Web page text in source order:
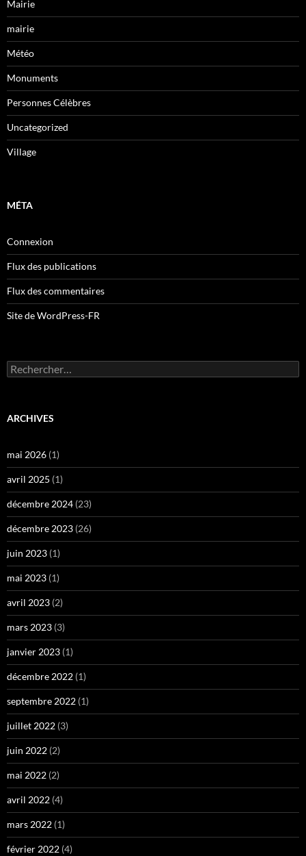
Mairie
mairie
Météo
Monuments
Personnes Célèbres
Uncategorized
Village
MÉTA
Connexion
Flux des publications
Flux des commentaires
Site de WordPress-FR
Rechercher :
ARCHIVES
mai 2026 (1)
avril 2025 (1)
décembre 2024 (23)
décembre 2023 (26)
juin 2023 (1)
mai 2023 (1)
avril 2023 (2)
mars 2023 (3)
janvier 2023 (1)
décembre 2022 (1)
septembre 2022 (1)
juillet 2022 (3)
juin 2022 (2)
mai 2022 (2)
avril 2022 (4)
mars 2022 (1)
février 2022 (4)